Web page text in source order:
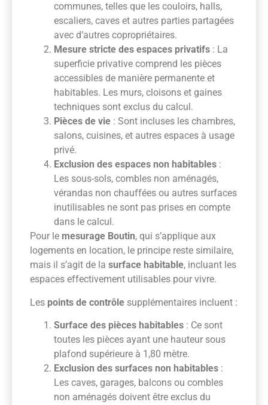
communes, telles que les couloirs, halls,
escaliers, caves et autres parties partagées
avec d’autres copropriétaires.
Mesure stricte des espaces privatifs : La
superficie privative comprend les pièces
accessibles de manière permanente et
habitables. Les murs, cloisons et gaines
techniques sont exclus du calcul.
Pièces de vie : Sont incluses les chambres,
salons, cuisines, et autres espaces à usage
privé.
Exclusion des espaces non habitables :
Les sous-sols, combles non aménagés,
vérandas non chauffées ou autres surfaces
inutilisables ne sont pas prises en compte
dans le calcul.
Pour le mesurage Boutin, qui s’applique aux
logements en location, le principe reste similaire,
mais il s’agit de la surface habitable, incluant les
espaces effectivement utilisables pour vivre.
Les points de contrôle supplémentaires incluent :
Surface des pièces habitables : Ce sont
toutes les pièces ayant une hauteur sous
plafond supérieure à 1,80 mètre.
Exclusion des surfaces non habitables :
Les caves, garages, balcons ou combles
non aménagés doivent être exclus du